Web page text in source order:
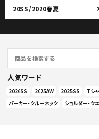
20SS/2020春夏
人気ワード
2026SS 2025AW 2025SS Tシ
パーカー・クルーネック
ショルダー・ウ